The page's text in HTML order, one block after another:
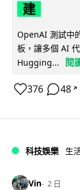
建
OpenAI 測試中
板，讓多個 AI
Hugging...
閱
376 48 ↗
科技娛樂 生
Vin 2 日